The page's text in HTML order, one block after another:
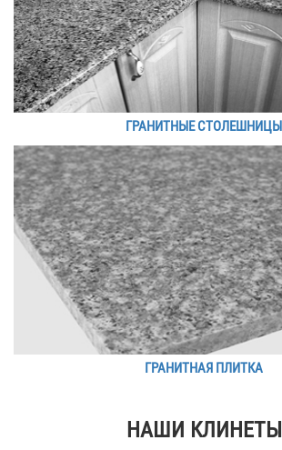
ГРАНИТНЫЕ СТОЛЕШНИЦЫ
ГРАНИТНАЯ ПЛИТКА
НАШИ КЛИНЕТЫ